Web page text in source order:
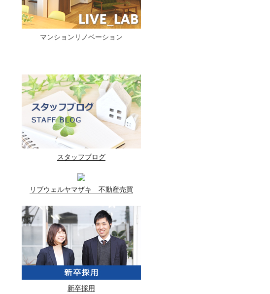
マンションリノベーション
スタッフブログ
リブウェルヤマザキ 不動産売買
新卒採用